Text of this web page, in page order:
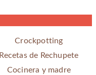
Crockpotting
Recetas de Rechupete
Cocinera y madre